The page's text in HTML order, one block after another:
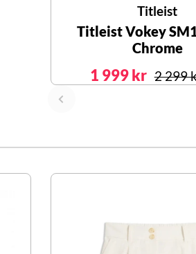
Titleist
Titleist Vokey
Chrome
1 999 kr 2 299